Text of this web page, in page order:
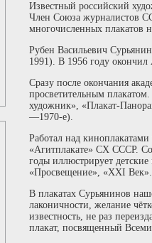
Известный российский
Член Союза журналистов
многочисленных плакатов
Рубен Васильевич
1991). В 1956 году
Сразу после окончания
просветительным плакатом.
художник», «Плакат-
—1970-е).
Работал над
«Агитплакате» СХ СССР.
годы иллюстрирует
«Просвещение», «XXI Век».
В плакатах Сурьянинов
лаконичности, желание
известность, не раз
плакат, посвященный